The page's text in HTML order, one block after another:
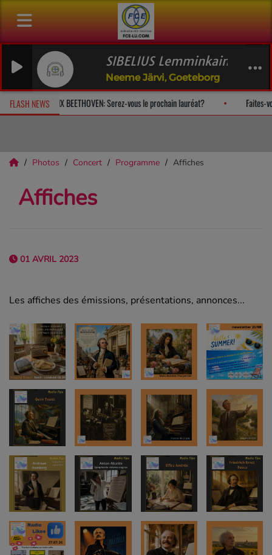
SIBELIUS Lemminkainen Suite: (2) Le
Neeme Järvi, Goeteborg
FLASH NEWSModern Classics PRIX BEETHOVEN: Serez-vous le prochain
Photos Concert Programme Affiches
Affiches
01 AVRIL 2023
Les affiches des émissions, présentations, annonces...